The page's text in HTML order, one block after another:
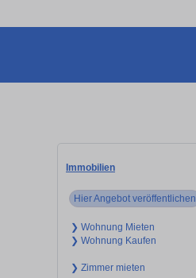
Immobilien
Hier Angebot veröffentlichen
❯ Wohnung Mieten
❯ Wohnung Kaufen
❯ Zimmer mieten